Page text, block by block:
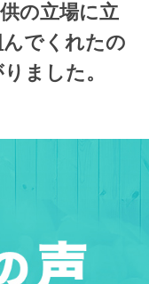
の立場に立
でくれたの
ました。